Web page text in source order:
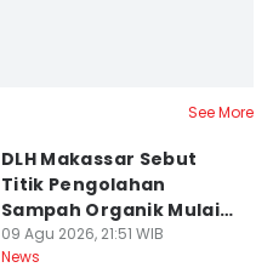
See More
DLH Makassar Sebut
Titik Pengolahan
Sampah Organik Mulai
Bermunculan
09 Agu 2026, 21:51 WIB
News